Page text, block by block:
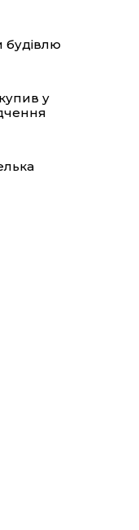
будівлю
у